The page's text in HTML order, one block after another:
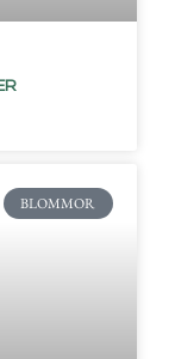
BLOMMOR